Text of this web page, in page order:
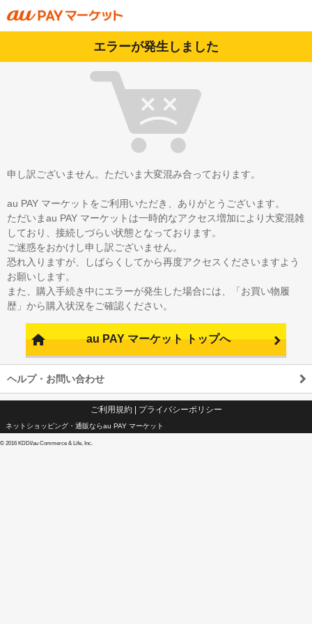
エラーが発生しました
申し訳ございません。ただいま大変混み合っております。
au PAY マーケットをご利用いただき、ありがとうございます。
ただいまau PAY マーケットは一時的なアクセス増加により大変混雑
しており、接続しづらい状態となっております。
ご迷惑をおかけし申し訳ございません。
恐れ入りますが、しばらくしてから再度アクセスくださいますよう
お願いします。
また、購入手続き中にエラーが発生した場合には、「お買い物履
歴」から購入状況をご確認ください。
au PAY マーケット トップへ
ヘルプ・お問い合わせ
ご利用規約| プライバシーポリシー
ネットショッピング・通販ならau PAY マーケット
© 2016 KDDI/au Commerce & Life, Inc.